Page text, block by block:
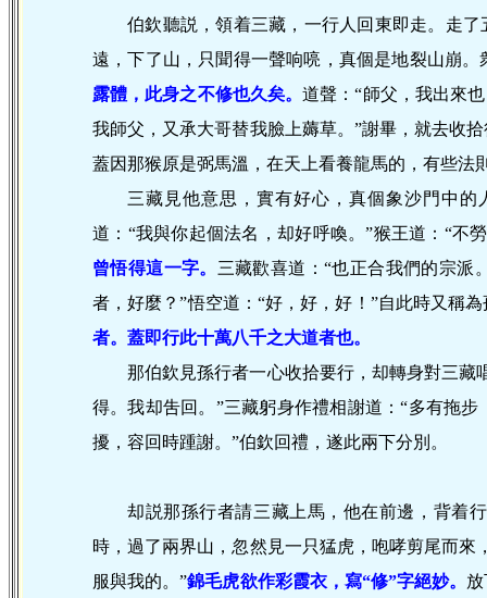
伯欽聽説，領着三藏，一行人回東即走。走
遠，下了山，只聞得一聲响喨，真個是地裂山崩
露體，此身之不修也久矣。道聲：“師父，我出來
我師父，又承大哥替我臉上薅草。”謝畢，就去收
蓋因那猴原是弼馬溫，在天上看養龍馬的，有些法
三藏見他意思，實有好心，真個象沙門中的
道：“我與你起個法名，却好呼喚。”猴王道：“不
曾悟得這一字。 三藏歡喜道：“也正合我們的宗派
者，好麼？”悟空道：“好，好，好！”自此時又稱
者。蓋即行此十萬八千之大道者也。
那伯欽見孫行者一心收拾要行，却轉身對三藏
得。我却吿回。”三藏躬身作禮相謝道：“多有拖
擾，容回時踵謝。”伯欽回禮，遂此兩下分別。
却説那孫行者請三藏上馬，他在前邊，背着
時，過了兩界山，忽然見一只猛虎，咆哮剪尾而
服與我的。”錦毛虎欲作彩霞衣，寫“修”字絕妙。